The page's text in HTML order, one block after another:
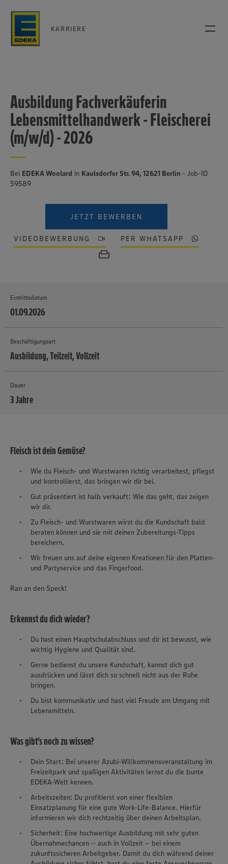
KARRIERE
Ausbildung Fachverkäuferin
Lebensmittelhandwerk - Fleischerei
(m/w/d) - 2026
Bei EDEKA Woolard in Kaulsdorfer Str. 94, 12621 Berlin - Job-ID
59589
JETZT BEWERBEN
VIDEOBEWERBUNG PER WHATSAPP
Eintrittsdatum
01.09.2026
Beschäftigungsart
Ausbildung, Teilzeit, Vollzeit
Dauer
3 Jahre
Fleisch ist dein Gemüse?
Wie du Fleisch- und Wurstwaren richtig verarbeitest, pflegst
und kontrollierst, das bringen wir dir bei.
Gut präsentiert ist halb verkauft: Wie das geht, das zeigen
wir dir.
Zu Fleisch- und Wurstwaren wirst du die Kundschaft bald
beraten können und sie mit deinen Zubereitungs-Tipps
bereichern.
Wir freuen uns auf deine eigenen Kreationen für den Platten-
und Partyservice und das Fingerfood.
Ran an den Speck!
Erkennst du dich wieder?
Du hast einen Hauptschulabschluss und dir ist bewusst, wie
wichtig Hygiene und Qualität sind.
Gerne bedienst du unsere Kundschaft, kannst dich gut
ausdrücken und lässt dich so schnell nicht aus der Ruhe
bringen.
Du bist kommunikativ und hast viel Freude am Umgang mit
Lebensmitteln.
Was gibt’s noch zu wissen?
Dein Start: Bei unserer Azubi-Willkommensveranstaltung im
Freizeitpark und spaßigen Aktivitäten lernst du die bunte
EDEKA-Welt kennen.
Arbeitszeiten: Du profitierst von einer flexiblen
Einsatzplanung für eine gute Work-Life-Balance. Hierfür
informieren wir dich rechtzeitig über deinen Arbeitsplan.
Sicherheit: Eine hochwertige Ausbildung mit sehr guten
Übernahmechancen – auch in Vollzeit – bei einem
zukunftssicheren Arbeitgeber. Damit du dich während deiner